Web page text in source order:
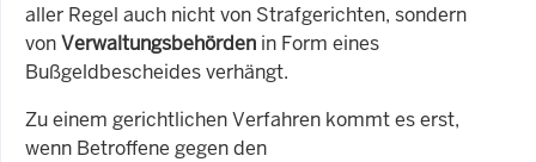
aller Regel auch nicht von Strafgerichten, sondern
vonVerwaltungsbehörden in Form eines
Bußgeldbescheides verhängt.
Zu einem gerichtlichen Verfahren kommt es erst,
wenn Betroffene gegen den